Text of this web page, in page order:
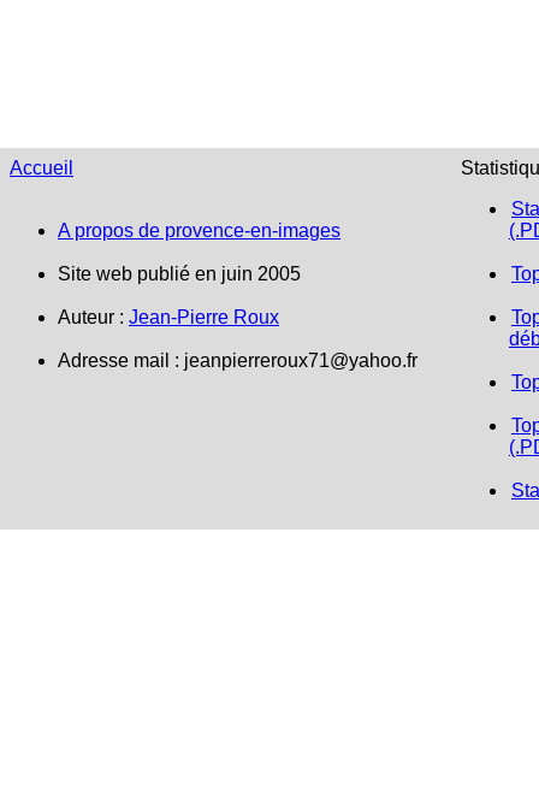
Accueil
A propos de provence-en-images
Site web publié en juin 2005
Auteur : Jean-Pierre Roux
Adresse mail : jeanpierreroux71@yahoo.fr